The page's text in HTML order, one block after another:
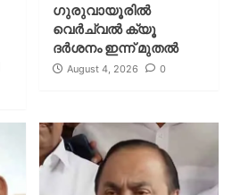
ഗുരുവായൂരില്‍
വെര്‍ച്വല്‍ ക്യൂ
ദര്‍ശനം ഇന്ന് മുതല്‍
August 4, 2026 0